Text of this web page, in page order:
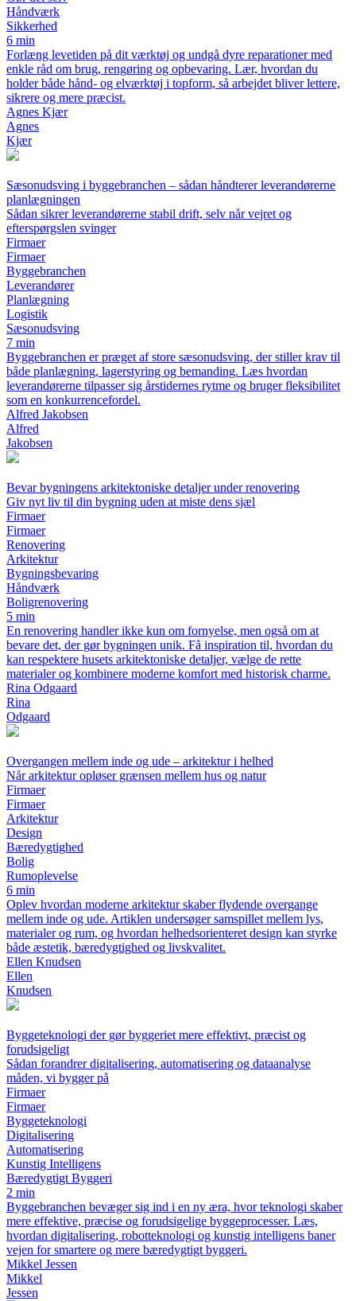
Håndværk
Sikkerhed
6 min
Forlæng levetiden på dit værktøj og undgå dyre reparationer med
enkle råd om brug, rengøring og opbevaring. Lær, hvordan du
holder både hånd- og elværktøj i topform, så arbejdet bliver lettere,
sikrere og mere præcist.
Agnes Kjær
Agnes
Kjær
Sæsonudsving i byggebranchen – sådan håndterer leverandørerne
planlægningen
Sådan sikrer leverandørerne stabil drift, selv når vejret og
efterspørgslen svinger
Firmaer
Firmaer
Byggebranchen
Leverandører
Planlægning
Logistik
Sæsonudsving
7 min
Byggebranchen er præget af store sæsonudsving, der stiller krav til
både planlægning, lagerstyring og bemanding. Læs hvordan
leverandørerne tilpasser sig årstidernes rytme og bruger fleksibilitet
som en konkurrencefordel.
Alfred Jakobsen
Alfred
Jakobsen
Bevar bygningens arkitektoniske detaljer under renovering
Giv nyt liv til din bygning uden at miste dens sjæl
Firmaer
Firmaer
Renovering
Arkitektur
Bygningsbevaring
Håndværk
Boligrenovering
5 min
En renovering handler ikke kun om fornyelse, men også om at
bevare det, der gør bygningen unik. Få inspiration til, hvordan du
kan respektere husets arkitektoniske detaljer, vælge de rette
materialer og kombinere moderne komfort med historisk charme.
Rina Odgaard
Rina
Odgaard
Overgangen mellem inde og ude – arkitektur i helhed
Når arkitektur opløser grænsen mellem hus og natur
Firmaer
Firmaer
Arkitektur
Design
Bæredygtighed
Bolig
Rumoplevelse
6 min
Oplev hvordan moderne arkitektur skaber flydende overgange
mellem inde og ude. Artiklen undersøger samspillet mellem lys,
materialer og rum, og hvordan helhedsorienteret design kan styrke
både æstetik, bæredygtighed og livskvalitet.
Ellen Knudsen
Ellen
Knudsen
Byggeteknologi der gør byggeriet mere effektivt, præcist og
forudsigeligt
Sådan forandrer digitalisering, automatisering og dataanalyse
måden, vi bygger på
Firmaer
Firmaer
Byggeteknologi
Digitalisering
Automatisering
Kunstig Intelligens
Bæredygtigt Byggeri
2 min
Byggebranchen bevæger sig ind i en ny æra, hvor teknologi skaber
mere effektive, præcise og forudsigelige byggeprocesser. Læs,
hvordan digitalisering, robotteknologi og kunstig intelligens baner
vejen for smartere og mere bæredygtigt byggeri.
Mikkel Jessen
Mikkel
Jessen